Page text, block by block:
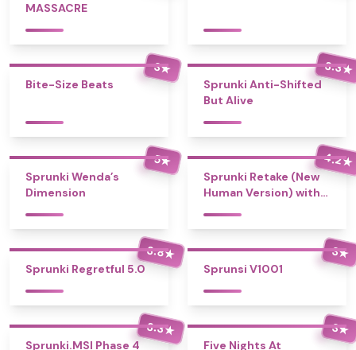
MASSACRE
3★
Bite-Size Beats
3.3★
Sprunki Anti-Shifted
But Alive
5★
Sprunki Wenda’s
Dimension
4.2★
Sprunki Retake (New
Human Version) with
3.8★
Sprunki Regretful 5.0
3★
Sprunsi V1001
3.3★
Sprunki.MSI Phase 4
3★
Five Nights At